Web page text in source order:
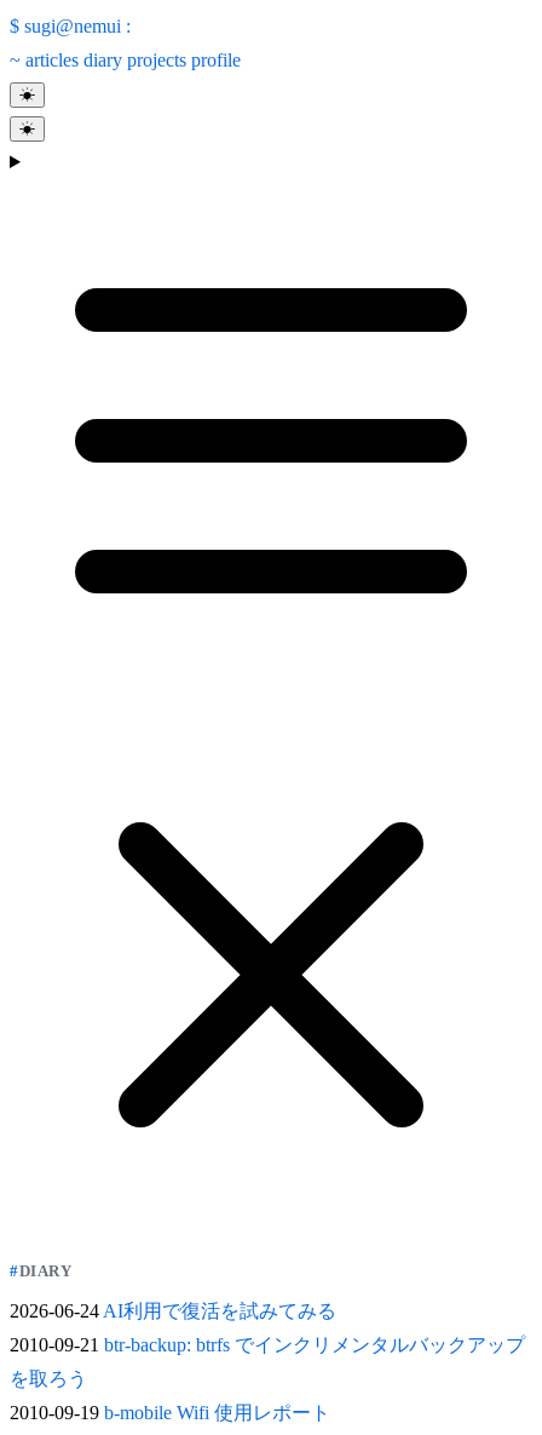
$ sugi@nemui :
~ articles diary projects profile
☀
☀
DIARY
2026-06-24AI利用で復活を試みてみる
2010-09-21 btr-backup: btrfs でインクリメンタルバックアップ
を取ろう
2010-09-19 b-mobile Wifi 使用レポート